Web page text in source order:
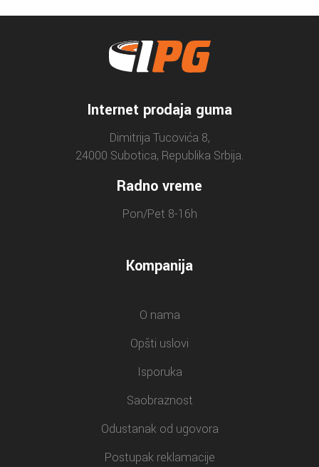
Internet prodaja guma
Dimitrija Tucovića 8,
24000 Subotica, Republika Srbija.
Radno vreme
Pon/Pet 8-16h
Kompanija
O nama
Opšti uslovi
Isporuka
Saobraznost
Odustanak od ugovora
Postupak reklamacije